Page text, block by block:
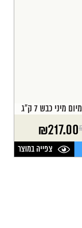
מיני כבש 7 ק"ג
₪217.00
צפייה במוצר